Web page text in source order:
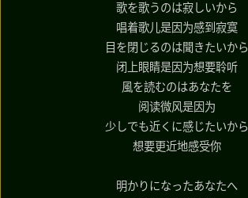
歌を歌うのは寂しいから
唱着歌儿是因为感到寂寞
目を閉じるのは聞きたいから
闭上眼睛是因为想要聆听
風を読むのはあなたを
阅读微风是因为
少しでも近くに感じたいから
想要更近地感受你
明かりになったあなたへ